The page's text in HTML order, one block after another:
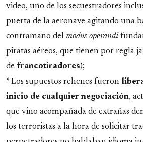
video, uno de los secuestradores
puerta de la aeronave agitando una
contramano del modus operandi
piratas aéreos, que tienen por regla
de francotiradores);
* Los supuestos rehenes fueron
inicio de cualquier negociación,
que vino acompañada de extrañas
los terroristas a la hora de solicitar